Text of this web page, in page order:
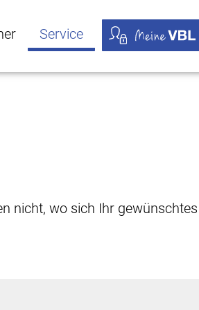
Service
nicht, wo sich Ihr